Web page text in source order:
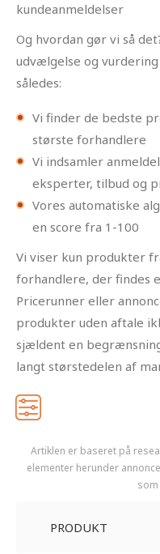
kundeanmeldelser
Og hvordan gør vi så
udvælgelse og
således:
Vi finder de bedste
største forhandlere
Vi indsamler
eksperter, tilbud og
Vores automatiske
en score fra 1-100
Vi viser kun produkter
forhandlere, der findes
Pricerunner eller
produkter uden aftale
sjældent en
langt størstedelen af
Artiklen er baseret på
elementer herunder
som
PRODUKT